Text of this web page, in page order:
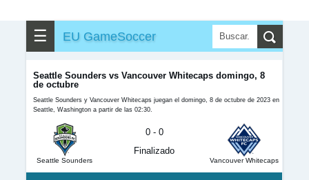
☰ EU GameSoccer
Seattle Sounders vs Vancouver Whitecaps domingo, 8
de octubre
Seattle Sounders y Vancouver Whitecaps juegan el domingo, 8 de octubre de 2023 en
Seattle, Washington a partir de las 02:30.
Seattle Sounders
0 - 0
Finalizado
Vancouver Whitecaps